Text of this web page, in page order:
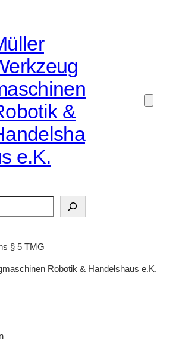
&
e.K.
§ 5 TMG
Robotik & Handelshaus e.K.